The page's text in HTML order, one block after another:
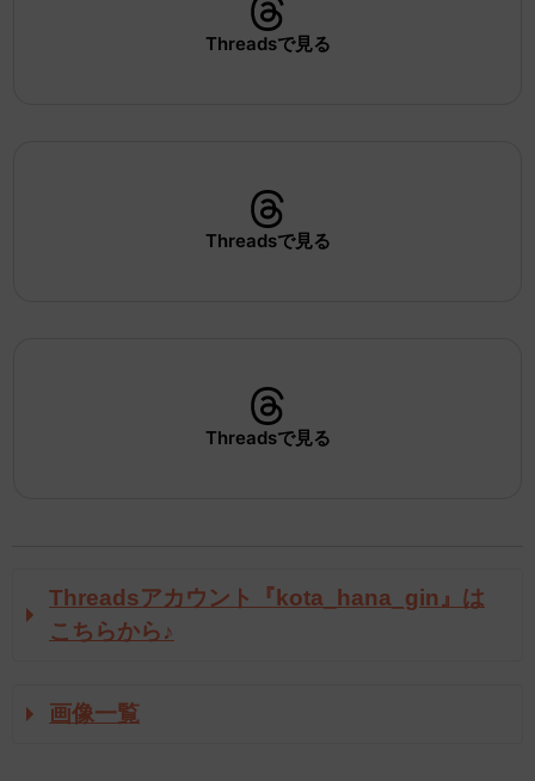
Threadsで見る
Threadsで見る
Threadsで見る
Threadsアカウント『kota_hana_gin』は
こちらから♪
画像一覧